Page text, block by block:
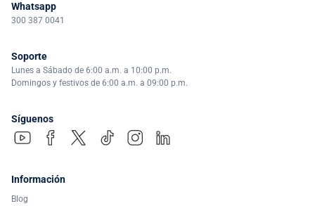
Whatsapp
300 387 0041
Soporte
Lunes a Sábado de 6:00 a.m. a 10:00 p.m.
Domingos y festivos de 6:00 a.m. a 09:00 p.m.
Síguenos
Información
Blog